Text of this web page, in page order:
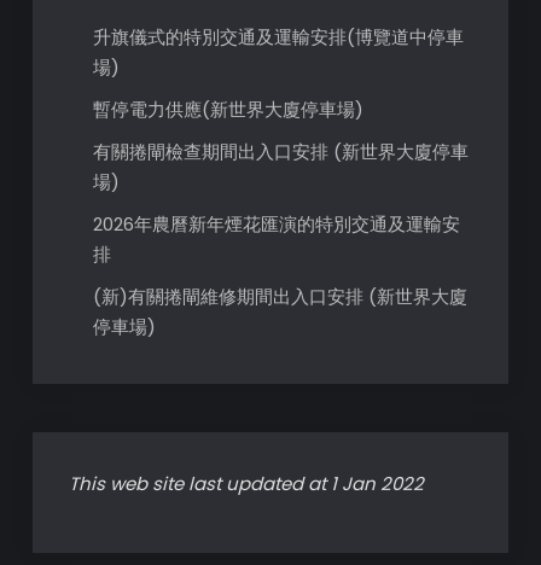
升旗儀式的特別交通及運輸安排(博覽道中停車
場)
暫停電力供應(新世界大廈停車場)
有關捲閘檢查期間出入口安排 (新世界大廈停車
場)
2026年農曆新年煙花匯演的特別交通及運輸安
排
(新)有關捲閘維修期間出入口安排 (新世界大廈
停車場)
This web site last updated at 1 Jan 2022